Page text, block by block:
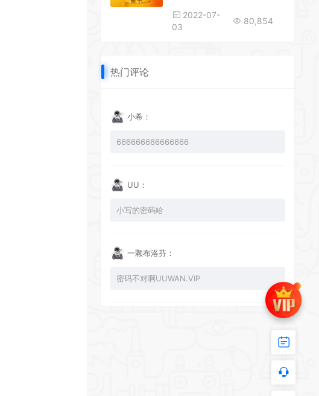
2022-07-
03
80,854
热门评论
小希：
666666666666666
UU：
小写的密码哈
一颗布洛芬：
密码不对啊UUWAN.VIP